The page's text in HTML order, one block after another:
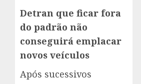
Detran que ficar fora
do padrão não
conseguirá emplacar
novos veículos
Após sucessivos